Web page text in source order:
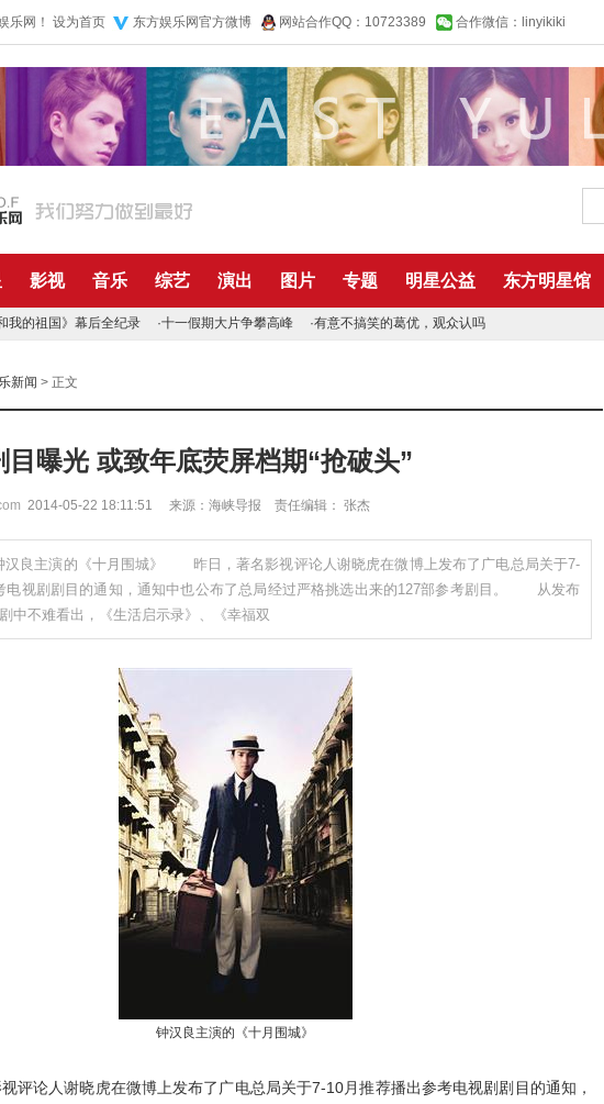
乐网！ 设为首页 东方娱乐网官方微博 网站合作QQ：10723389 合作微信：linyikiki
影视 音乐 综艺 演出 图片 专题 明星公益 东方明星馆
我的祖国》幕后全纪录 ·十一假期大片争攀高峰 ·有意不搞笑的葛优，观众认吗
新闻 > 正文
目曝光 或致年底荧屏档期“抢破头”
2014-05-22 18:11:51 来源：海峡导报 责任编辑： 张杰
汉良主演的《十月围城》 昨日，著名影视评论人谢晓虎在微博上发布了广电总局关于7-
电视剧剧目的通知，通知中也公布了总局经过严格挑选出来的127部参考剧目。 从发布
中不难看出，《生活启示录》、《幸福双
钟汉良主演的《十月围城》
论人谢晓虎在微博上发布了广电总局关于7-10月推荐播出参考电视剧剧目的通知，